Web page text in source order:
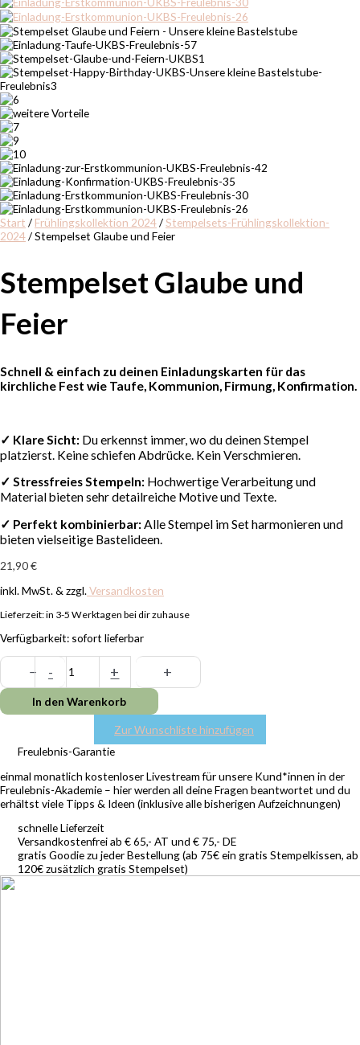
Start / Frühlingskollektion 2024/Stempelsets-Frühlingskollektion-
2024/ Stempelset Glaube und Feier
Stempelset Glaube und
Feier
Schnell & einfach zu deinen Einladungskarten für das
kirchliche Fest wie Taufe, Kommunion, Firmung, Konfirmation.
✓ Klare Sicht: Du erkennst immer, wo du deinen Stempel
platzierst. Keine schiefen Abdrücke. Kein Verschmieren.
✓ Stressfreies Stempeln: Hochwertige Verarbeitung und
Material bieten sehr detailreiche Motive und Texte.
✓ Perfekt kombinierbar:Alle Stempel im Set harmonieren und
bieten vielseitige Bastelideen.
21,90€
inkl. MwSt. & zzgl.Versandkosten
Lieferzeit:in 3-5 Werktagen bei dir zuhause
Verfügbarkeit: sofort lieferbar
− - + +
In den Warenkorb
Zur Wunschliste hinzufügen
Freulebnis-Garantie
einmal monatlich kostenloser Livestream für unsere Kund*innen in der
Freulebnis-Akademie – hier werden all deine Fragen beantwortet und du
erhältst viele Tipps & Ideen (inklusive alle bisherigen Aufzeichnungen)
schnelle Lieferzeit
Versandkostenfrei ab € 65,- AT und € 75,- DE
gratis Goodie zu jeder Bestellung (ab 75€ ein gratis Stempelkissen, ab
120€ zusätzlich gratis Stempelset)